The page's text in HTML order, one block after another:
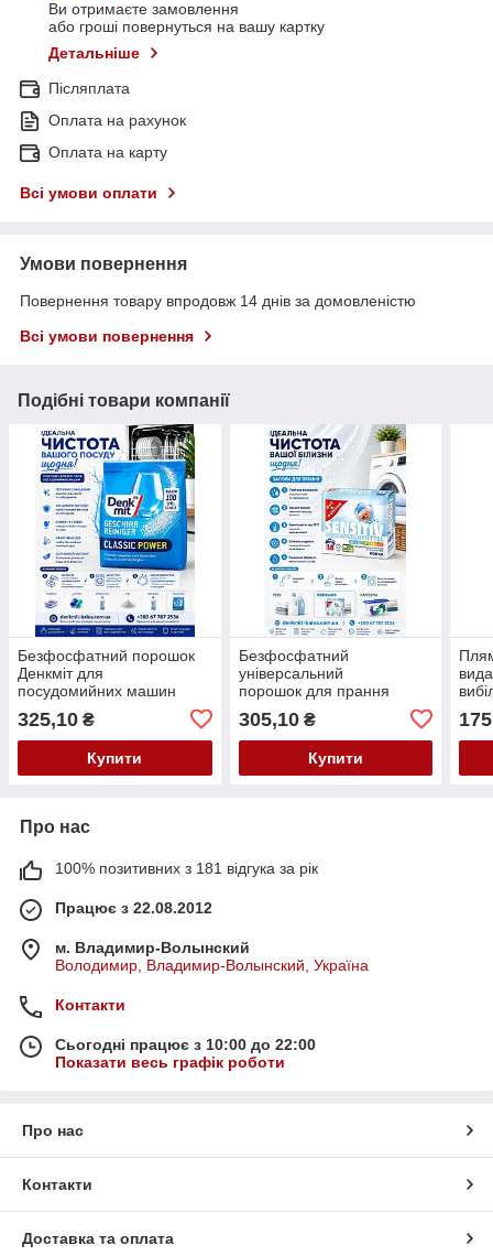
Ви отримаєте замовлення
або гроші повернуться на вашу картку
Детальніше
Післяплата
Оплата на рахунок
Оплата на карту
Всі умови оплати
Умови повернення
Повернення товару впродовж 14 днів за домовленістю
Всі умови повернення
Подібні товари компанії
Безфосфатний порошок
Денкміт для
посудомийних машин
Denkmit Geschirr- reiniger
1.5 кг.
325,10 ₴
Купити
Безфосфатний
універсальний
порошок для прання
Sensitive Vollwashmittel
1,215 кг
305,10₴
Купити
Про нас
100% позитивних з 181 відгука за рік
Працює з 22.08.2012
м. Владимир-Волынский
Володимир, Владимир-Волынский, Україна
Контакти
Сьогодні працює з 10:00 до 22:00
Показати весь графік роботи
Про нас
Контакти
Доставка та оплата